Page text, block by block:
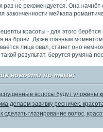
раз не рекомендуется. Она начнёт
законченности мейкапа
красоты - для этого
на брови. Дюже главным
лица овал, станет оно
результат, берутся румяна
новости по теме:
волосы будут уложены
делаем завивку ресничек.
сделать глазирование волос,